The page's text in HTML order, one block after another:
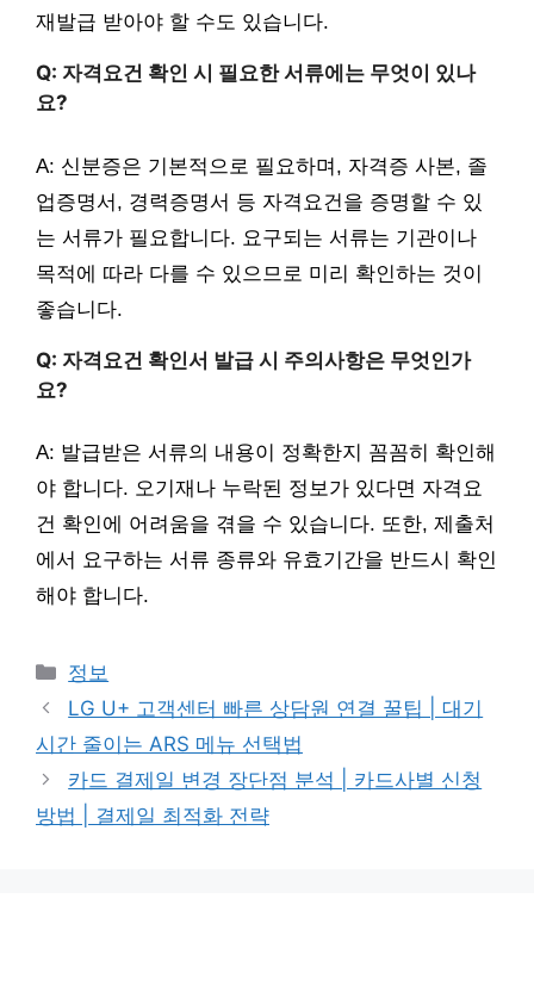
재발급 받아야 할 수도 있습니다.
Q: 자격요건 확인 시 필요한 서류에는 무엇이 있나
요?
A: 신분증은 기본적으로 필요하며, 자격증 사본, 졸
업증명서, 경력증명서 등 자격요건을 증명할 수 있
는 서류가 필요합니다. 요구되는 서류는 기관이나
목적에 따라 다를 수 있으므로 미리 확인하는 것이
좋습니다.
Q: 자격요건 확인서 발급 시 주의사항은 무엇인가
요?
A: 발급받은 서류의 내용이 정확한지 꼼꼼히 확인해
야 합니다. 오기재나 누락된 정보가 있다면 자격요
건 확인에 어려움을 겪을 수 있습니다. 또한, 제출처
에서 요구하는 서류 종류와 유효기간을 반드시 확인
해야 합니다.
카
테
리
정보
LG U+ 고객센터 빠른 상담원 연결 꿀팁 | 대기
시간 줄이는 ARS 메뉴 선택법
카드 결제일 변경 장단점 분석 | 카드사별 신청
방법 | 결제일 최적화 전략